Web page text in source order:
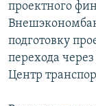
ТЕЛЕПРОЕКТ
СОВЕТЫ
ПРОПАВШИЕ БЕЗ
ПОБЕДИТЕЛЕЙ НЕ
Українською
Qırımtatar
проектного
подготовку
перехода
Центр